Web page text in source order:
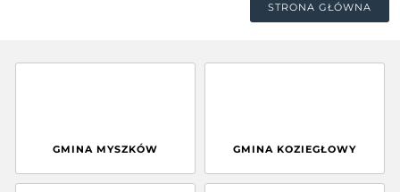
STRONA GŁÓWNA
GMINA MYSZKÓW GMINA KOZIEGŁOWY